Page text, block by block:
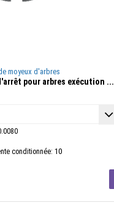
moyeux d'arbres
pour arbres exécution ...
conditionnée: 10